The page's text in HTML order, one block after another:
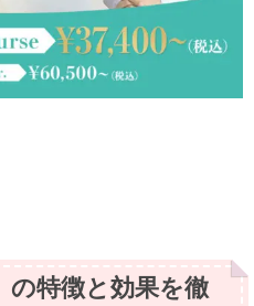
の特徴と効果を徹